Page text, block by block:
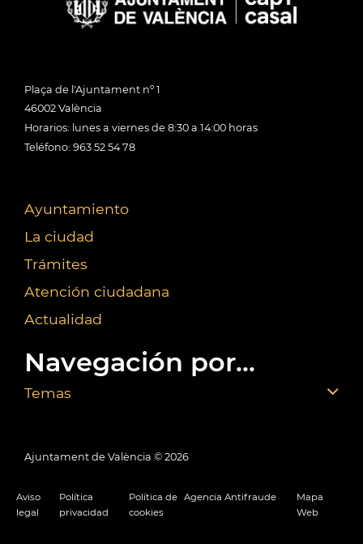
Plaça de l'Ajuntament nº 1
46002 València
Horarios: lunes a viernes de 8:30 a 14:00 horas
Teléfono: 963 52 54 78
Ayuntamiento
La ciudad
Trámites
Atención ciudadana
Actualidad
Navegación por...
Temas
Ajuntament de València © 2026
Aviso
legal
Política
privacidad
Política de
cookies
Agencia Antifraude
Mapa
Web